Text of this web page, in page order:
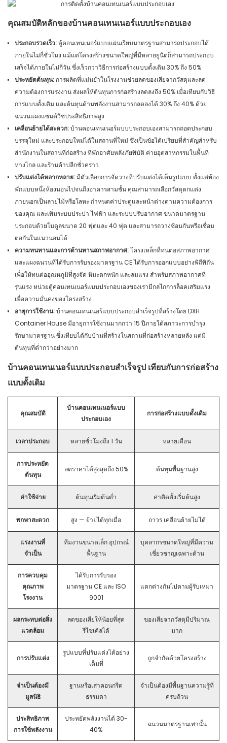
คุณสมบัติหลักของบ้านคอนเทนเนอร์แบบประกอบเอง
ประกอบรวดเร็ว: ตู้คอนเทนเนอร์แบบแผ่นเรียบมาตรฐานสามารถประกอบได้
ภายในไม่กี่ชั่วโมง แม้แต่โครงสร้างขนาดใหญ่ที่มีหลายยูนิตก็สามารถประกอบ
เสร็จได้ภายในไม่กี่วัน ซึ่งเร็วกว่าวิธีการก่อสร้างแบบดั้งเดิม 30% ถึง 50%
ประหยัดต้นทุน: การผลิตที่แม่นยำในโรงงานช่วยลดของเสียจากวัสดุและลด
ความต้องการแรงงาน ส่งผลให้ต้นทุนการก่อสร้างลดลงถึง 50% เมื่อเทียบกับวิธี
การแบบดั้งเดิม และต้นทุนด้านพลังงานสามารถลดลงได้ 30% ถึง 40% ด้วย
ฉนวนแผงแซนด์วิชประสิทธิภาพสูง
เคลื่อนย้ายได้สะดวก:บ้านคอนเทนเนอร์แบบประกอบเองสามารถถอดประกอบ
บรรจุใหม่ และประกอบใหม่ได้ในสถานที่ใหม่ ซึ่งเป็นข้อได้เปรียบที่สำคัญสำหรับ
สำนักงานในสถานที่ก่อสร้าง ที่พักอาศัยหลังภัยพิบัติ ค่ายอุตสาหกรรมในพื้นที่
ห่างไกล และร้านค้าปลีกชั่วคราว
ปรับแต่งได้หลากหลาย:มีตัวเลือกการจัดวางที่ปรับแต่งได้เต็มรูปแบบ ตั้งแต่ห้อง
พักแบบหนึ่งห้องนอนไปจนถึงอาคารสามชั้น คุณสามารถเลือกวัสดุตกแต่ง
ภายนอกเป็นลายไม้หรือโลหะ กำหนดค่าประตูและหน้าต่างตามความต้องการ
ของคุณ และเพิ่มระบบประปา ไฟฟ้า และระบบปรับอากาศ ขนาดมาตรฐาน
ประกอบด้วยโมดูลขนาด 20 ฟุตและ 40 ฟุต และสามารถวางซ้อนกันหรือเชื่อม
ต่อกันในแนวนอนได้
ความทนทานและการต้านทานสภาพอากาศ:โครงเหล็กที่ทนต่อสภาพอากาศ
และแผงฉนวนที่ได้รับการรับรองมาตรฐาน CE ได้รับการออกแบบอย่างพิถีพิถัน
เพื่อให้ทนต่ออุณหภูมิที่สูงจัด หิมะตกหนัก และลมแรง สำหรับสภาพอากาศที่
รุนแรง หน่วยตู้คอนเทนเนอร์แบบประกอบเองของเรามีกลไกการล็อคเสริมแรง
เพื่อความมั่นคงของโครงสร้าง
อายุการใช้งาน:บ้านคอนเทนเนอร์แบบประกอบสำเร็จรูปที่สร้างโดย DXH
Container House มีอายุการใช้งานมากกว่า 15 ปีภายใต้สภาวะการบำรุง
รักษามาตรฐาน ซึ่งเทียบได้กับบ้านที่สร้างในสถานที่ก่อสร้างหลายหลัง แต่มี
ต้นทุนที่ต่ำกว่าอย่างมาก
บ้านคอนเทนเนอร์แบบประกอบสำเร็จรูป เทียบกับการก่อสร้าง
แบบดั้งเดิม
คุณสมบัติ
บ้านคอนเทนเนอร์แบบ
ประกอบเอง
การก่อสร้างแบบดั้งเดิม
เวลาประกอบ หลายชั่วโมงถึง 1 วัน หลายเดือน
การประหยัด
ต้นทุน
ลดราคาได้สูงสุดถึง 50% ต้นทุนพื้นฐานสูง
ค่าใช้จ่าย ต้นทุนเริ่มต้นต่ำ ค่าติดตั้งเริ่มต้นสูง
พกพาสะดวก สูง — ย้ายได้ทุกเมื่อ ถาวร เคลื่อนย้ายไม่ได้
แรงงานที่
จำเป็น
ทีมงานขนาดเล็ก อุปกรณ์
พื้นฐาน
บุคลากรขนาดใหญ่ที่มีความ
เชี่ยวชาญเฉพาะด้าน
การควบคุม
คุณภาพ
โรงงาน
ได้รับการรับรอง
มาตรฐาน CE และ ISO
9001
แตกต่างกันไปตามผู้รับเหมา
ผลกระทบต่อสิ่ง
แวดล้อม
ลดของเสียให้น้อยที่สุด
รีไซเคิลได้
ของเสียจากวัสดุมีปริมาณ
มาก
การปรับแต่ง
รูปแบบที่ปรับแต่งได้อย่าง
เต็มที่
ถูกจำกัดด้วยโครงสร้าง
จำเป็นต้องมี
มูลนิธิ
ฐานหรือเสาคอนกรีต
ธรรมดา
จำเป็นต้องมีพื้นฐานความรู้ที่
ครบถ้วน
ประสิทธิภาพ
การใช้พลังงาน
ประหยัดพลังงานได้ 30-
40%
ฉนวนมาตรฐานเท่านั้น